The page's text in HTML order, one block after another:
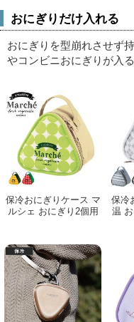
おにぎりだけ入れる
おにぎりを型崩れさせず
やコンビニおにぎりが入る
保冷おにぎりケース マ
ルシェ おにぎり2個用
保冷
温